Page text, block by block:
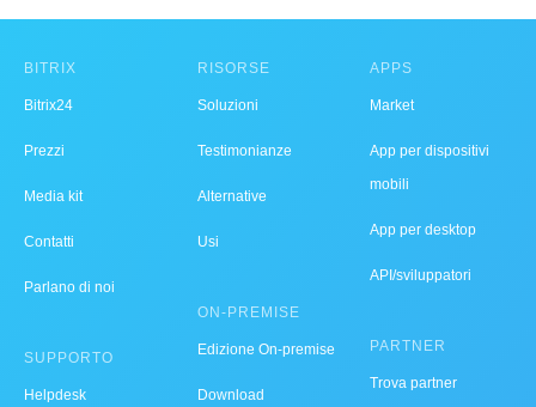
BITRIX
Bitrix24
Prezzi
Media kit
Contatti
Parlano di noi
SUPPORTO
Helpdesk
RISORSE
Soluzioni
Testimonianze
Alternative
Usi
ON-PREMISE
Edizione On-premise
Download
APPS
Market
App per dispositivi
mobili
App per desktop
API/sviluppatori
PARTNER
Trova partner